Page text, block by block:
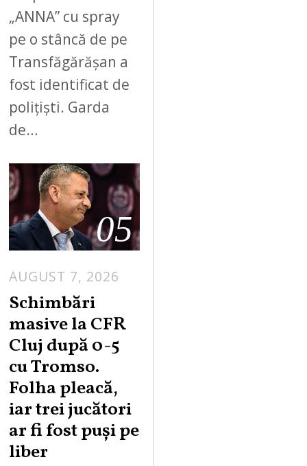
„ANNA” cu spray
pe o stâncă de pe
Transfăgărășan a
fost identificat de
polițiști. Garda
de…
05
AUGUST 7, 2026
Schimbări
masive la CFR
Cluj după 0-5
cu Tromso.
Folha pleacă,
iar trei jucători
ar fi fost puși pe
liber